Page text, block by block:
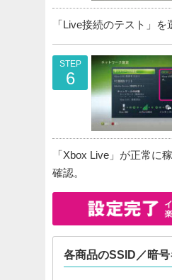
「Live接続のテスト」を
STEP
6
「Xbox Live」が正常に
確認。
各商品のSSID／暗